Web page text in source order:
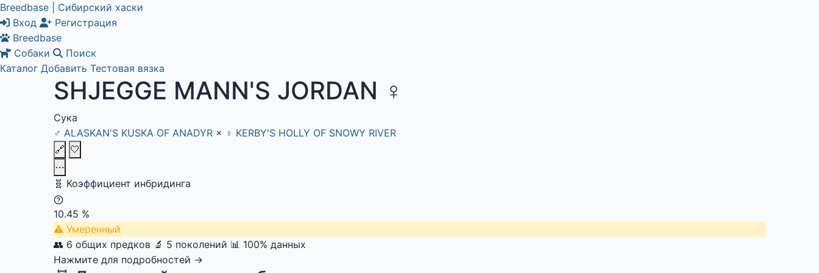
Breedbase | Сибирский хаски
Вход
Регистрация
Breedbase
Собаки
Поиск
Каталог Добавить Тестовая вязка
SHJEGGE MANN'S JORDAN ♀
Сука
♂ ALASKAN'S KUSKA OF ANADYR × ♀ KERBY'S HOLLY OF SNOWY RIVER
🔗 🤍
⋯
🧬 Коэффициент инбридинга
10.45 %
⚠ Умеренный
👥 6 общих предков 🔬 5 поколений 📊 100% данных
Нажмите для подробностей →